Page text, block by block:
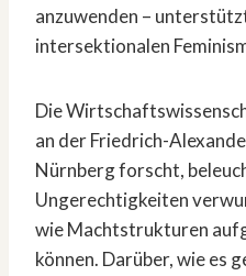
anzuwenden –
intersektionalen
Die
an der Friedrich-
Nürnberg forscht,
Ungerechtigkeiten
wie Machtstrukturen
können. Darüber, wie es